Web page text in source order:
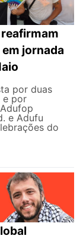
jornada
por duas
e por
e Adufu
do